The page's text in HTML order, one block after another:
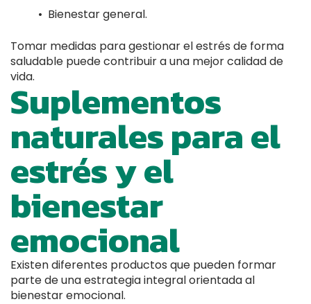
• Bienestar general.
Tomar medidas para gestionar el estrés de forma
saludable puede contribuir a una mejor calidad de
vida.
Suplementos
naturales para el
estrés y el
bienestar
emocional
Existen diferentes productos que pueden formar
parte de una estrategia integral orientada al
bienestar emocional.